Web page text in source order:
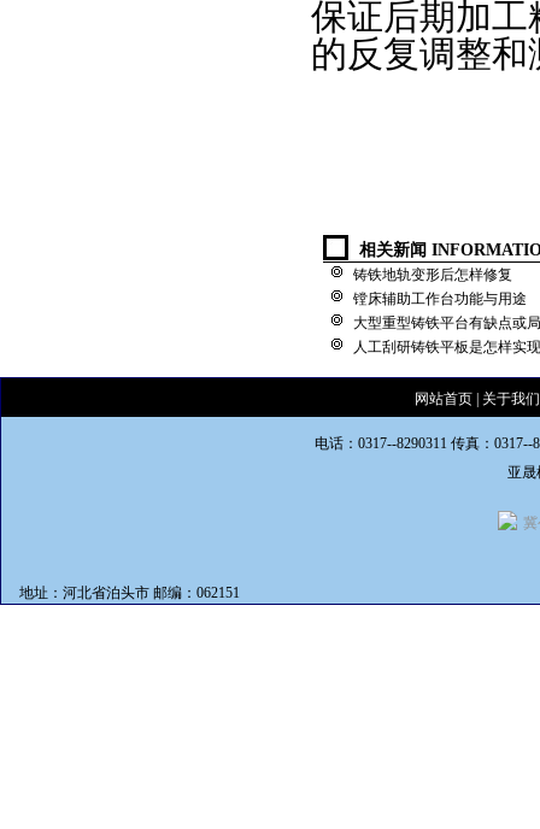
保证后期加工
的反复调整
相关新闻
铸铁地轨变形后怎样修复
镗床辅助工作台功能与用途
大型重型铸铁平台有缺点或
人工刮研铸铁平板是怎样实
网站首页| 关于我们
电话：0317--8290311 传真：0317--
亚
冀
地址：河北省泊头市 邮编：062151